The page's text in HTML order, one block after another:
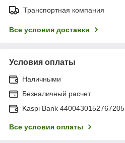
Транспортная компания
Все условия доставки
Условия оплаты
Наличными
Безналичный расчет
Kaspi Bank 4400430152767205
Все условия оплаты